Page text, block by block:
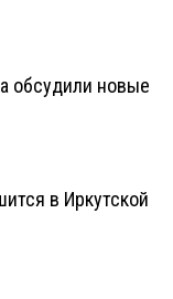
обсудили новые
в Иркутской